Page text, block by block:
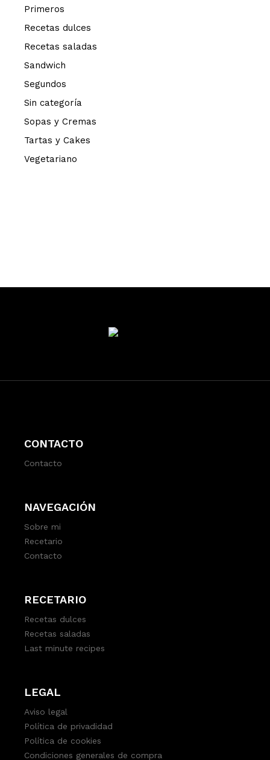
Primeros
Recetas dulces
Recetas saladas
Sandwich
Segundos
Sin categoría
Sopas y Cremas
Tartas y Cakes
Vegetariano
CONTACTO
Contacto
NAVEGACIÓN
Sobre mi
Recetario
Contacto
RECETARIO
Recetas dulces
Recetas saladas
Last minute recipes
LEGAL
Aviso legal
Política de privadidad
Política de cookies
Condiciones generales de compra